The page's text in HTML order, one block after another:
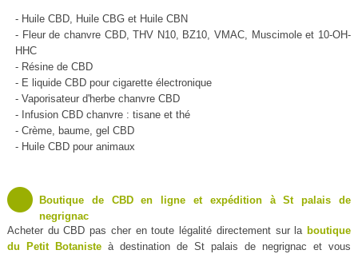
- Huile CBD, Huile CBG et Huile CBN
- Fleur de chanvre CBD, THV N10, BZ10, VMAC, Muscimole et 10-OH-
HHC
- Résine de CBD
- E liquide CBD pour cigarette électronique
- Vaporisateur d'herbe chanvre CBD
- Infusion CBD chanvre : tisane et thé
- Crème, baume, gel CBD
- Huile CBD pour animaux
Boutique de CBD en ligne et expédition à St palais de
negrignac
Acheter du CBD pas cher en toute légalité directement sur la boutique
du Petit Botanisteà destination de St palais de negrignac et vous